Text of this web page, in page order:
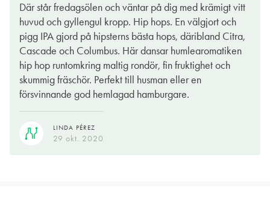
Där står fredagsölen och väntar på dig med krämigt vitt
huvud och gyllengul kropp. Hip hops. En välgjort och
pigg IPA gjord på hipsterns bästa hops, däribland Citra,
Cascade och Columbus. Här dansar humlearomatiken
hip hop runtomkring maltig rondör, fin fruktighet och
skummig fräschör. Perfekt till husman eller en
försvinnande god hemlagad hamburgare.
LINDA PÉREZ
29 okt. 2020